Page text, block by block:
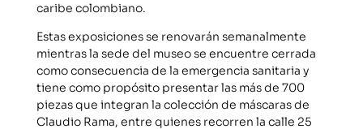
caribe colombiano.
Estas exposiciones se renovarán semanalmente
mientras la sede del museo se encuentre cerrada
como consecuencia de la emergencia sanitaria y
tiene como propósito presentar las más de 700
piezas que integran la colección de máscaras de
Claudio Rama, entre quienes recorren la calle 25